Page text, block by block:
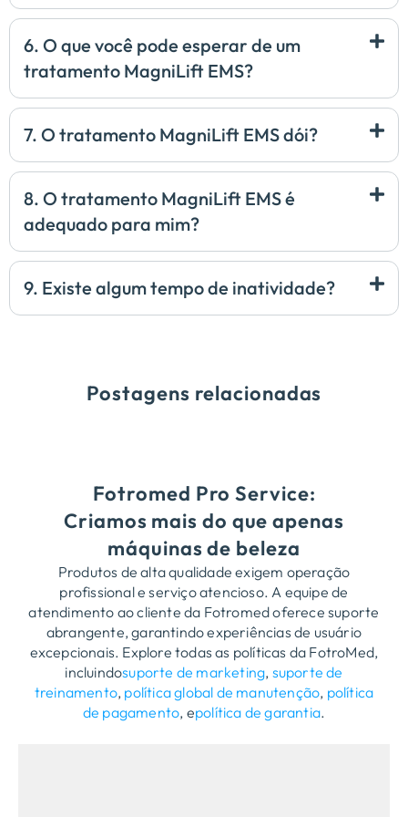
6. O que você pode esperar de um
tratamento MagniLift EMS?
7. O tratamento MagniLift EMS dói?
8. O tratamento MagniLift EMS é
adequado para mim?
9. Existe algum tempo de inatividade?
Postagens relacionadas
Fotromed Pro Service:
Criamos mais do que apenas
máquinas de beleza
Produtos de alta qualidade exigem operação
profissional e serviço atencioso. A equipe de
atendimento ao cliente da Fotromed oferece suporte
abrangente, garantindo experiências de usuário
excepcionais. Explore todas as políticas da FotroMed,
incluindosuporte de marketing, suporte de
treinamento, política global de manutenção, política
de pagamento, epolítica de garantia.